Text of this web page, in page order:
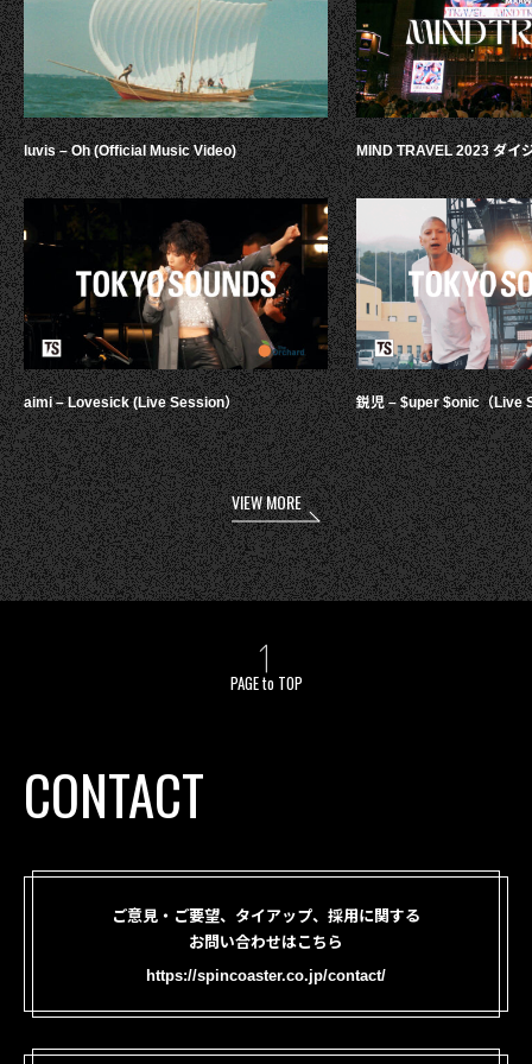
luvis – Oh (Official Music Video)
aimi – Lovesick (Live Session）
MIND TRAVEL 2023 ダイ
鋭児 – $uper $onic（Live
VIEW MORE
PAGE to TOP
CONTACT
ご意見・ご要望、タイアップ、採用に関する
お問い合わせはこちら
https://spincoaster.co.jp/contact/